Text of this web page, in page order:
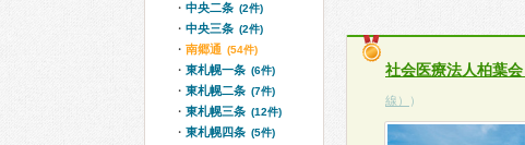
社会医療法人柏葉会
線） ）
中央二条 (2件)
中央三条 (2件)
南郷通 (54件)
東札幌一条 (6件)
東札幌二条 (7件)
東札幌三条 (12件)
東札幌四条 (5件)